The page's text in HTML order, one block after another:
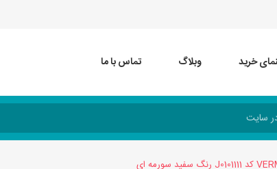
خرید وبلاگ تماس با ما